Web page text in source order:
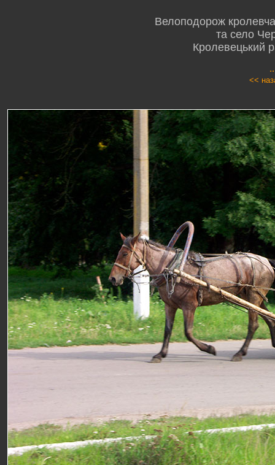
Велоподорож
та село
Кролевецький
<<